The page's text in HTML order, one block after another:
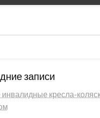
записи
инвалидные кресла-